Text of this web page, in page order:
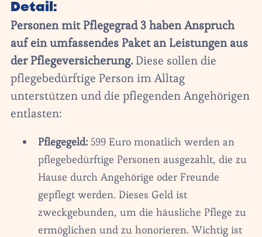
Detail:
Personen mit Pflegegrad 3 haben Anspruch
auf ein umfassendes Paket an Leistungen aus
der Pflegeversicherung. Diese sollen die
pflegebedürftige Person im Alltag
unterstützen und die pflegenden Angehörigen
entlasten:
Pflegegeld:599 Euro monatlich werden an
pflegebedürftige Personen ausgezahlt, die zu
Hause durch Angehörige oder Freunde
gepflegt werden. Dieses Geld ist
zweckgebunden, um die häusliche Pflege zu
ermöglichen und zu honorieren. Wichtig ist